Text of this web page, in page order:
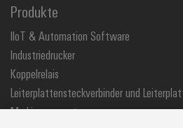
Produkte
IIoT & Automation Software
Industriedrucker
Koppelrelais
Leiterplattensteckverbinder und
Markierungssysteme